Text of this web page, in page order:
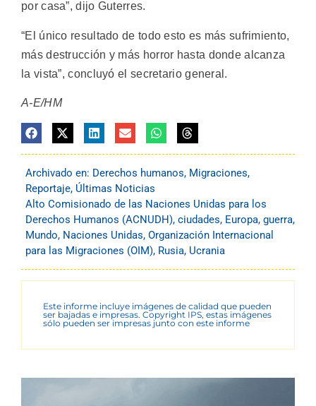
por casa”, dijo Guterres.
“El único resultado de todo esto es más sufrimiento,
más destrucción y más horror hasta donde alcanza
la vista”, concluyó el secretario general.
A-E/HM
Archivado en: Derechos humanos, Migraciones,
Reportaje, Últimas Noticias
Alto Comisionado de las Naciones Unidas para los
Derechos Humanos (ACNUDH), ciudades, Europa, guerra,
Mundo, Naciones Unidas, Organización Internacional
para las Migraciones (OIM), Rusia, Ucrania
Este informe incluye imágenes de calidad que pueden
ser bajadas e impresas. Copyright IPS, estas imágenes
sólo pueden ser impresas junto con este informe